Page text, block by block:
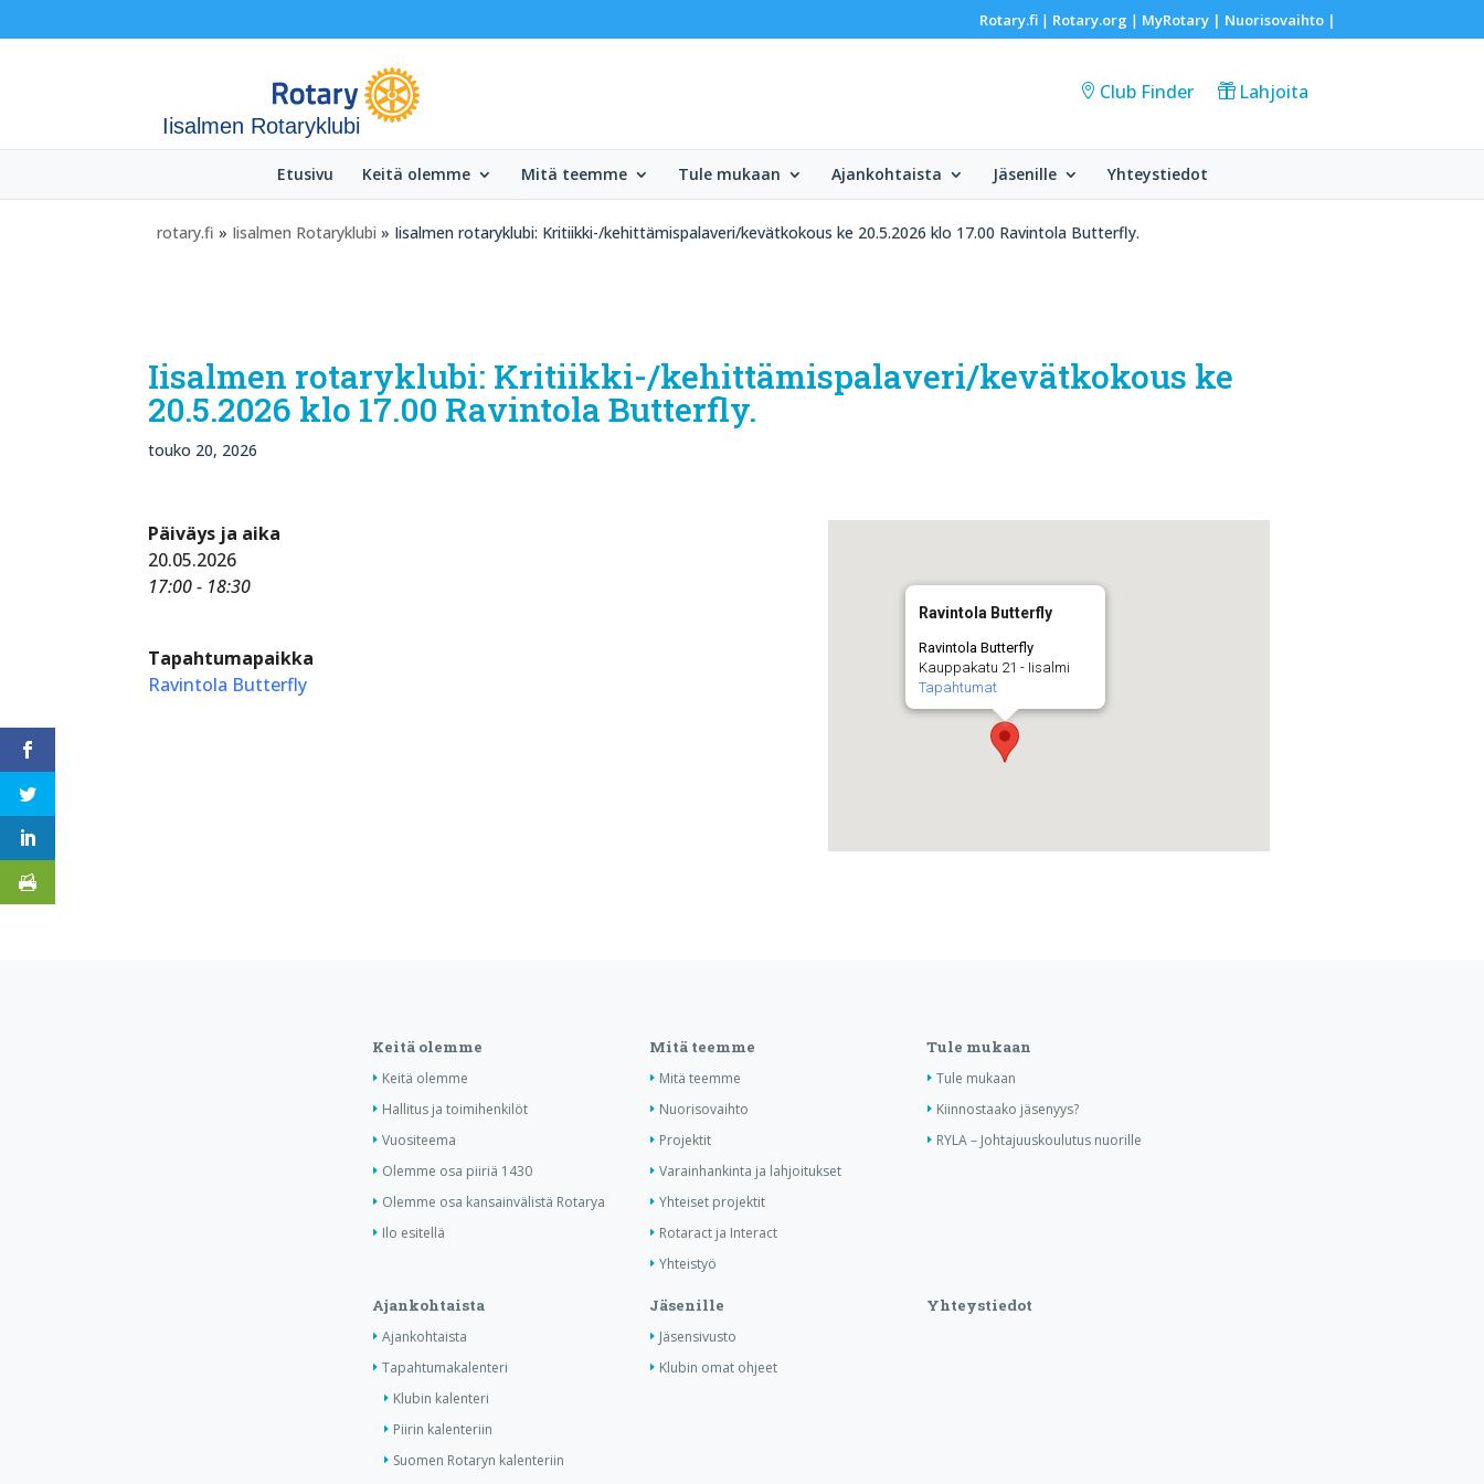
Rotary.fi| Rotary.org | MyRotary | Nuorisovaihto|
Iisalmen Rotaryklubi
Club Finder Lahjoita
Etusivu Keitä olemme Mitä teemme Tule mukaan Ajankohtaista Jäsenille Yhteystiedot
rotary.fi » Iisalmen Rotaryklubi » Iisalmen rotaryklubi: Kritiikki-/kehittämispalaveri/kevätkokous ke 20.5.2026 klo 17.00 Ravintola Butterfly.
Iisalmen rotaryklubi: Kritiikki-/kehittämispalaveri/kevätkokous ke
20.5.2026 klo 17.00 Ravintola Butterfly.
touko 20, 2026
Ravintola Butterfly
Ravintola Butterfly
Kauppakatu 21 - Iisalmi
Tapahtumat
Päiväys ja aika
20.05.2026
17:00 - 18:30
Tapahtumapaikka
Ravintola Butterfly
Keitä olemme
Keitä olemme
Hallitus ja toimihenkilöt
Vuositeema
Olemme osa piiriä 1430
Olemme osa kansainvälistä Rotarya
Ilo esitellä
Mitä teemme
Mitä teemme
Nuorisovaihto
Projektit
Varainhankinta ja lahjoitukset
Yhteiset projektit
Rotaract ja Interact
Yhteistyö
Tule mukaan
Tule mukaan
Kiinnostaako jäsenyys?
RYLA – Johtajuuskoulutus nuorille
Ajankohtaista
Ajankohtaista
Tapahtumakalenteri
Klubin kalenteri
Piirin kalenteriin
Suomen Rotaryn kalenteriin
Jäsenille
Jäsensivusto
Klubin omat ohjeet
Yhteystiedot